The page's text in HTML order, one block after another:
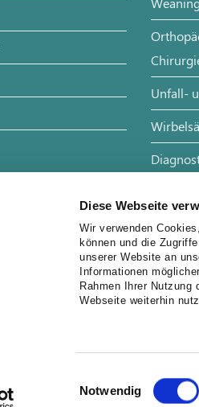
Diese Webseite
Wir verwenden
können und die
unserer Website an
Informationen
Rahmen Ihrer Nutzung
Webseite weiterhin
Notwendig
Unfall-